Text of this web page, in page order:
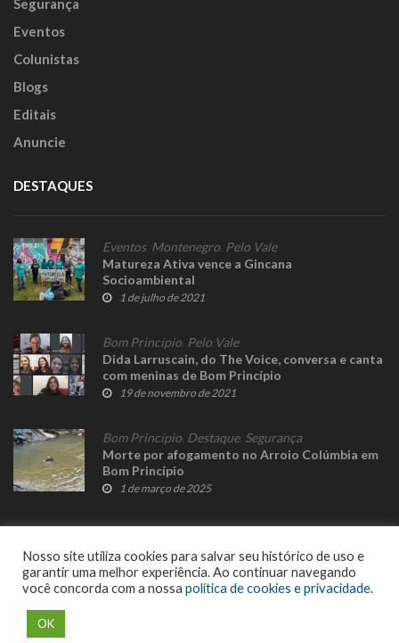
Segurança
Eventos
Colunistas
Blogs
Editais
Anuncie
DESTAQUES
Eventos, Montenegro Pelo Vale
Matureza Ativa vence a Gincana
Socioambiental
1 de julho de 2021
Bom Princípio Pelo Vale
Dida Larruscain, do The Voice, conversa e canta
com meninas de Bom Princípio
19 de novembro de 2021
Bom Princípio Destaque, Segurança
Morte por afogamento no Arroio Colúmbia em
Bom Princípio
1 de março de 2025
Nosso site utiliza cookies para salvar seu histórico de uso e
garantir uma melhor experiência. Ao continuar navegando
você concorda com a nossa política de cookies e privacidade.
OK